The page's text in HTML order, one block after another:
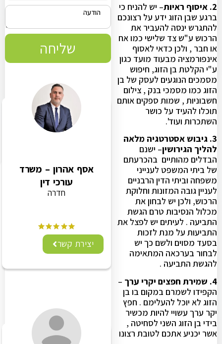
2. איסוף ראיות
– יש להניח כי
ברגע שבן הזוג ידע על רצונכם
להתגרש ינסה להעביר את
הרכוש ע"ש צד שלישי כמו אח
או חבר , ולכן כדאי לאסוף
אינפורמציה מבעוד מועד כגון
ע"י הקלטת בן הזוג, חיפוש
מסמכים הנוגעים לעסק של בן
הזוג כמו מסמכי בנק , צילום
חשבוניות , שמות ספקים אותם
תוכלו להעיד על כושר
השתכרות ועוד'.
3. גיבוש אסטרטגיה
מלאה
להליך הגירושין– ישנם
הבדלים מהותיים בהכרעתם
של ביתי המשפט לענייני
משפחה וביתי הדין הרבניים
לעניין גובה המזונות וחלוקת
הרכוש, ולכן יש לבחון את
מכלול הנסיבות טרם הגשת
התביעה . לעיתים יש לפצל את
התביעות על מנת לזכות
בסעד מסוים ולשם כך יש
לבחור בערכאה המתאימה
להגשת התביעה .
4. שמירת חפצים יקרי ערך–
הקפידו לשמרם במקום בו בן
הזוג לא יוכל להעלימם . חפץ
יקר ערך עשויי להיות מכשיר
בידי בן הזוג השני לסחיטה ,
אשר יכניע אתכם לטובת רצונו
שליחה
אסף אהרון – משרד
עורכי דין
חדרה
יצירת קשר